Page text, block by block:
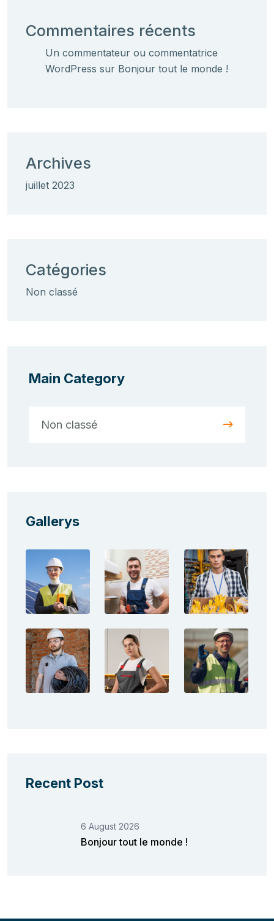
Commentaires récents
Un commentateur ou commentatrice
WordPress sur Bonjour tout le monde !
Archives
juillet 2023
Catégories
Non classé
Main Category
Non classé
Gallerys
Recent Post
6 August 2026
Bonjour tout le monde !